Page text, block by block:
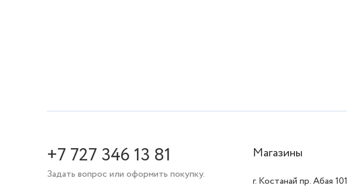
+7 727 346 13 81
Задать вопрос или оформить покупку.
Магазины
г. Костанай пр. Абая 101